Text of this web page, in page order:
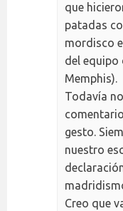
que
patadas
mordisco
del equipo
Memphis).
Todavía
gesto.
nuestro
Creo que